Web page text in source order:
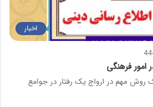
اخبار
امور فرهنگی
روش مهم در ارواج یک رفتار در جوامع